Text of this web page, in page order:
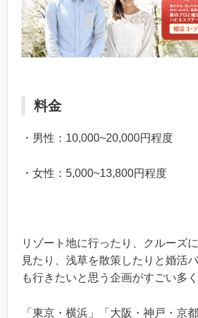
料金
・男性：10,000~20,000円程度
・女性：5,000~13,800円程度
リゾート地に行ったり、クルーズ
見たり、浅草を散策したりと婚活
も行きたいと思う企画がすごい多く
「東京・横浜」「大阪・神戸・京